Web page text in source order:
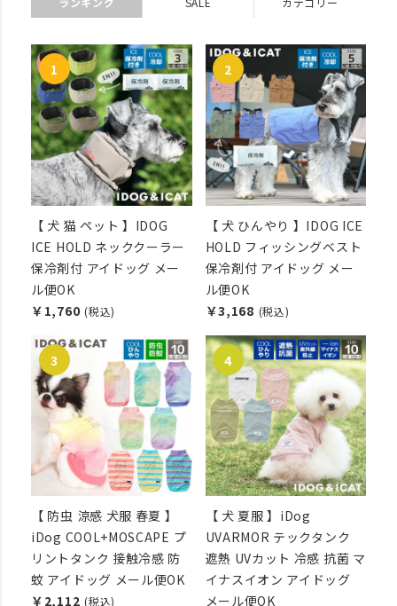
【 犬 猫 ペット 】IDOG
ICE HOLD ネッククーラー
保冷剤付 アイドッグ メー
ル便OK
￥1,760 (税込)
【 犬 ひんやり 】IDOG ICE
HOLD フィッシングベスト
保冷剤付 アイドッグ メー
ル便OK
￥3,168 (税込)
【 防虫 涼感 犬服 春夏 】
iDog COOL+MOSCAPE プ
リントタンク 接触冷感 防
蚊 アイドッグ メール便OK
￥2,112 (税込)
【 犬 夏服 】iDog
UVARMOR テックタンク
遮熱 UVカット 冷感 抗菌 マ
イナスイオン アイドッグ
メール便OK